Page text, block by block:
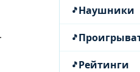
Наушники
Рейтинги